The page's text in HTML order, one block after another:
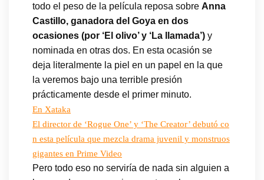
todo el peso de la película reposa sobre Anna
Castillo, ganadora del Goya en dos
ocasiones (por ‘El olivo’ y ‘La llamada’) y
nominada en otras dos. En esta ocasión se
deja literalmente la piel en un papel en la que
la veremos bajo una terrible presión
prácticamente desde el primer minuto.
En Xataka
El director de ‘Rogue One’ y ‘The Creator’ debutó co
n esta película que mezcla drama juvenil y monstruos
gigantes en Prime Video
Pero todo eso no serviría de nada sin alguien a